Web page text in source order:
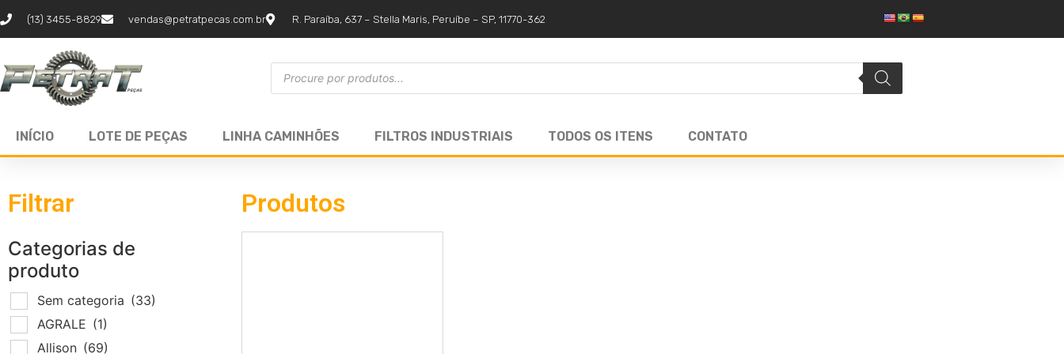
(13) 3455-8829 vendas@petratpecas.com.br R. Paraíba, 637 – Stella Maris, Peruíbe – SP, 11770-362
INÍCIO LOTE DE PEÇAS LINHA CAMINHÕES FILTROS INDUSTRIAIS TODOS OS ITENS CONTATO
Filtrar
Categorias de
produto
Sem categoria (33)
AGRALE (1)
Allison (69)
Produtos